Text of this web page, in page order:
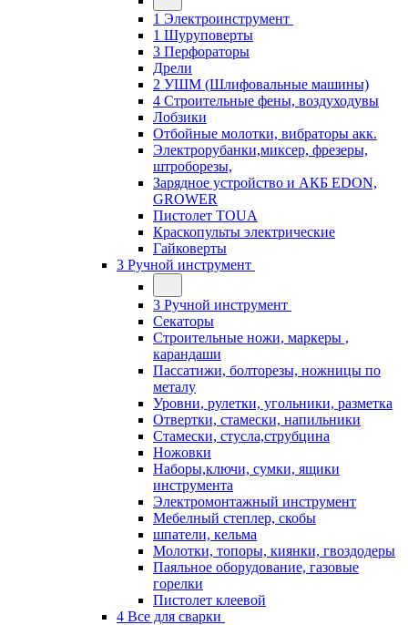
1 Электроинструмент
1 Шуруповерты
3 Перфораторы
Дрели
2 УШМ (Шлифовальные машины)
4 Строительные фены, воздуходувы
Лобзики
Отбойные молотки, вибраторы акк.
Электрорубанки,миксер, фрезеры,
штроборезы,
Зарядное устройство и АКБ EDON,
GROWER
Пистолет TOUA
Краскопульты электрические
Гайковерты
3 Ручной инструмент
3 Ручной инструмент
Cекаторы
Строительные ножи, маркеры ,
карандаши
Пассатижи, болторезы, ножницы по
металу
Уровни, рулетки, угольники, разметка
Отвертки, стамески, напильники
Стамески, стусла,струбцина
Ножовки
Наборы,ключи, сумки, ящики
инструмента
Электромонтажный инструмент
Мебелный степлер, скобы
шпатели, кельма
Молотки, топоры, киянки, гвоздодеры
Паяльное оборудование, газовые
горелки
Пистолет клеевой
4 Все для сварки